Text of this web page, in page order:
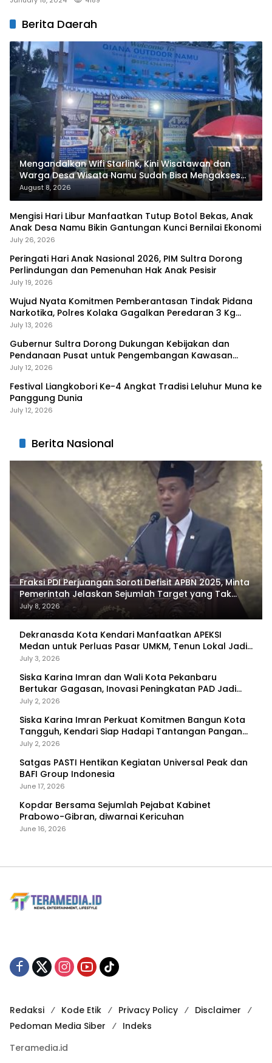
Berita Daerah
Mengandalkan Wifi Starlink, Kini Wisatawan dan
Warga Desa Wisata Namu Sudah Bisa Mengakses
Transaksi Digital
August 8, 2026
Mengisi Hari Libur Manfaatkan Tutup Botol Bekas, Anak
Anak Desa Namu Bikin Gantungan Kunci Bernilai Ekonomi
July 26, 2026
Peringati Hari Anak Nasional 2026, PIM Sultra Dorong
Perlindungan dan Pemenuhan Hak Anak Pesisir
July 19, 2026
Wujud Nyata Komitmen Pemberantasan Tindak Pidana
Narkotika, Polres Kolaka Gagalkan Peredaran 3 Kg
Sabu-Sabu
July 13, 2026
Gubernur Sultra Dorong Dukungan Kebijakan dan
Pendanaan Pusat untuk Pengembangan Kawasan
Liangkobhori
July 12, 2026
Festival Liangkobori Ke-4 Angkat Tradisi Leluhur Muna ke
Panggung Dunia
July 12, 2026
Berita Nasional
Fraksi PDI Perjuangan Soroti Defisit APBN 2025, Minta
Pemerintah Jelaskan Sejumlah Target yang Tak
Tercapai
July 8, 2026
Dekranasda Kota Kendari Manfaatkan APEKSI
Medan untuk Perluas Pasar UMKM, Tenun Lokal Jadi
Primadona
July 3, 2026
Siska Karina Imran dan Wali Kota Pekanbaru
Bertukar Gagasan, Inovasi Peningkatan PAD Jadi
Fokus Diskusi
July 2, 2026
Siska Karina Imran Perkuat Komitmen Bangun Kota
Tangguh, Kendari Siap Hadapi Tantangan Pangan
dan Bencana
July 2, 2026
Satgas PASTI Hentikan Kegiatan Universal Peak dan
BAFI Group Indonesia
June 17, 2026
Kopdar Bersama Sejumlah Pejabat Kabinet
Prabowo-Gibran, diwarnai Kericuhan
June 16, 2026
Redaksi Kode Etik Privacy Policy
Disclaimer
Pedoman Media Siber
Indeks
Teramedia.id